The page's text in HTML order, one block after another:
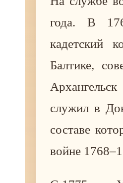
года. В
кадетский
Балтике,
служил в
составе
войне